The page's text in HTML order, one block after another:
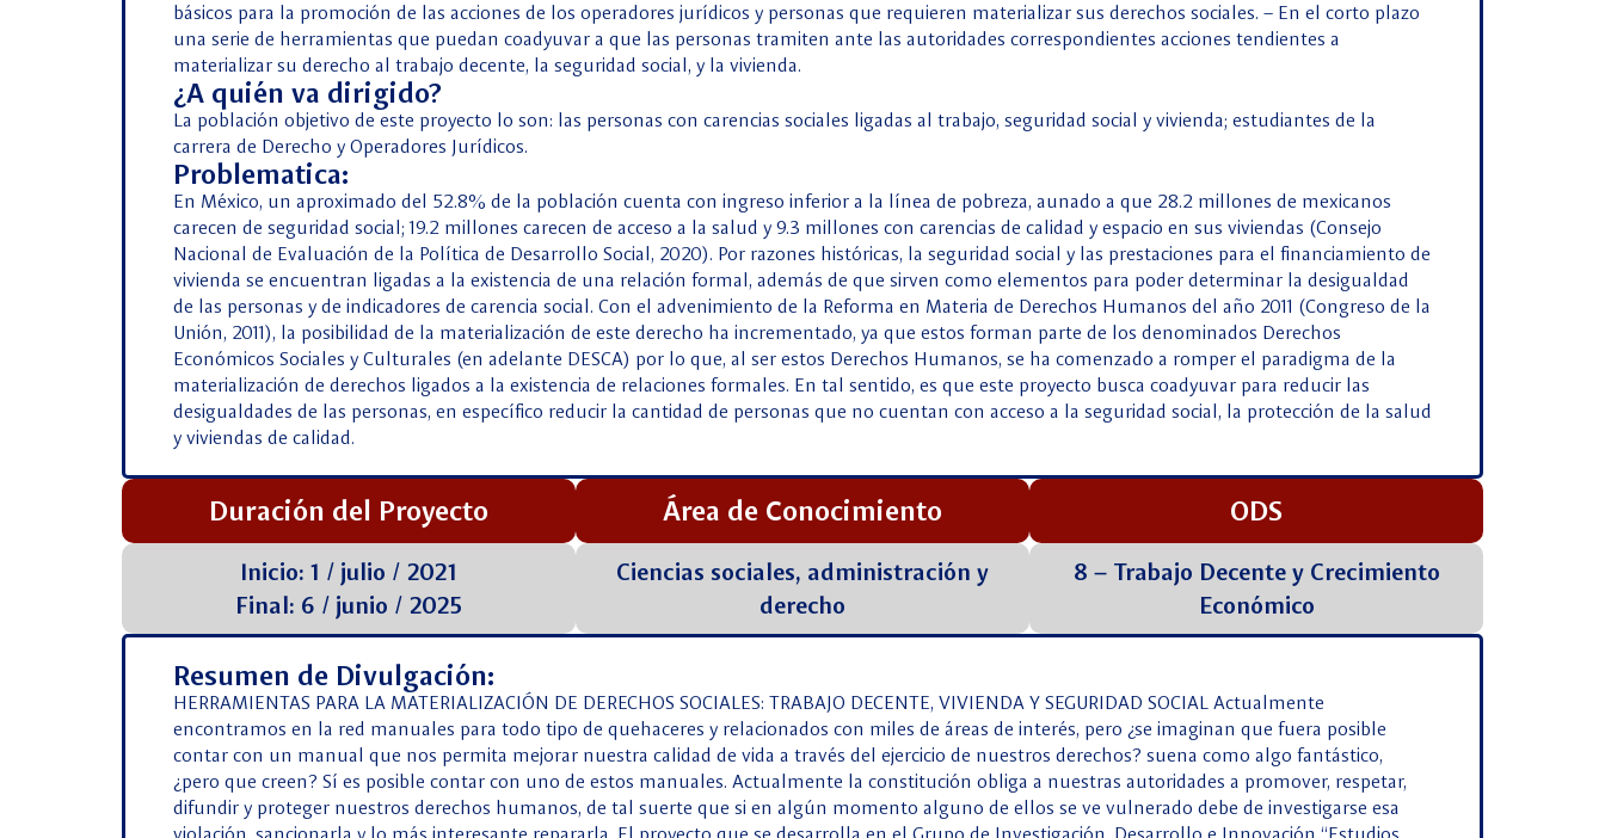
básicos para la promoción de las acciones de los operadores jurídicos y personas que requieren materializar sus derechos sociales. – En el corto plazo
una serie de herramientas que puedan coadyuvar a que las personas tramiten ante las autoridades correspondientes acciones tendientes a
materializar su derecho al trabajo decente, la seguridad social, y la vivienda.
¿A quién va dirigido?
La población objetivo de este proyecto lo son: las personas con carencias sociales ligadas al trabajo, seguridad social y vivienda; estudiantes de la
carrera de Derecho y Operadores Jurídicos.
Problematica:
En México, un aproximado del 52.8% de la población cuenta con ingreso inferior a la línea de pobreza, aunado a que 28.2 millones de mexicanos
carecen de seguridad social; 19.2 millones carecen de acceso a la salud y 9.3 millones con carencias de calidad y espacio en sus viviendas (Consejo
Nacional de Evaluación de la Política de Desarrollo Social, 2020). Por razones históricas, la seguridad social y las prestaciones para el financiamiento de
vivienda se encuentran ligadas a la existencia de una relación formal, además de que sirven como elementos para poder determinar la desigualdad
de las personas y de indicadores de carencia social. Con el advenimiento de la Reforma en Materia de Derechos Humanos del año 2011 (Congreso de la
Unión, 2011), la posibilidad de la materialización de este derecho ha incrementado, ya que estos forman parte de los denominados Derechos
Económicos Sociales y Culturales (en adelante DESCA) por lo que, al ser estos Derechos Humanos, se ha comenzado a romper el paradigma de la
materialización de derechos ligados a la existencia de relaciones formales. En tal sentido, es que este proyecto busca coadyuvar para reducir las
desigualdades de las personas, en específico reducir la cantidad de personas que no cuentan con acceso a la seguridad social, la protección de la salud
y viviendas de calidad.
Duración del Proyecto
Inicio: 1 / julio / 2021
Final: 6 / junio / 2025
Área de Conocimiento
Ciencias sociales, administración y
derecho
ODS
8 – Trabajo Decente y Crecimiento
Económico
Resumen de Divulgación:
HERRAMIENTAS PARA LA MATERIALIZACIÓN DE DERECHOS SOCIALES: TRABAJO DECENTE, VIVIENDA Y SEGURIDAD SOCIAL Actualmente
encontramos en la red manuales para todo tipo de quehaceres y relacionados con miles de áreas de interés, pero ¿se imaginan que fuera posible
contar con un manual que nos permita mejorar nuestra calidad de vida a través del ejercicio de nuestros derechos? suena como algo fantástico,
¿pero que creen? Sí es posible contar con uno de estos manuales. Actualmente la constitución obliga a nuestras autoridades a promover, respetar,
difundir y proteger nuestros derechos humanos, de tal suerte que si en algún momento alguno de ellos se ve vulnerado debe de investigarse esa